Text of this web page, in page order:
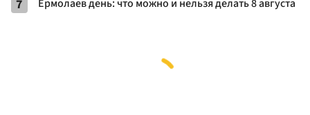
7 Ермолаев день: что можно и нельзя делать 8 августа